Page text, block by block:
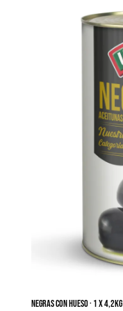
Negras con hueso · 1 x 4,2KG